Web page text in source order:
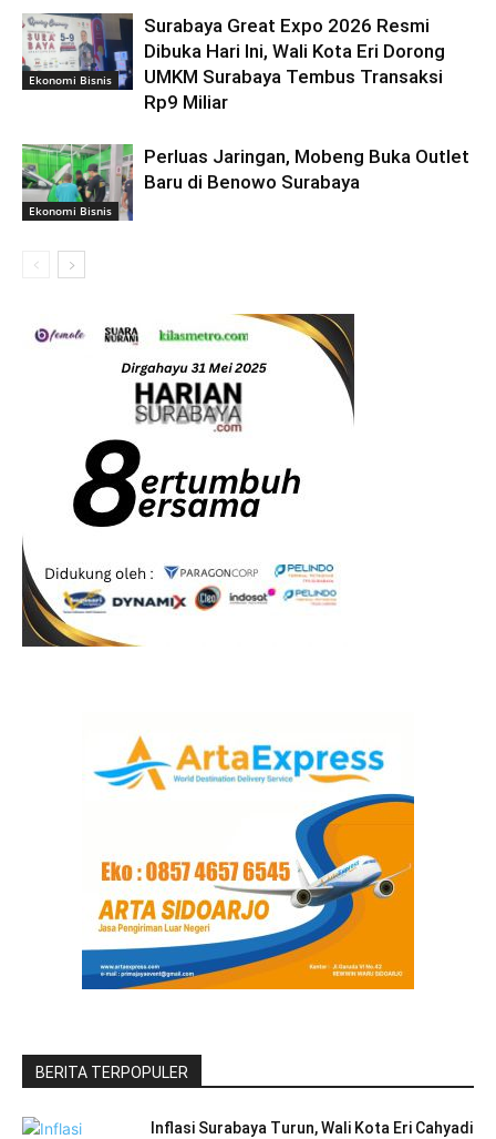
Ekonomi Bisnis
Surabaya Great Expo 2026 Resmi
Dibuka Hari Ini, Wali Kota Eri Dorong
UMKM Surabaya Tembus Transaksi
Rp9 Miliar
Ekonomi Bisnis
Perluas Jaringan, Mobeng Buka Outlet
Baru di Benowo Surabaya
BERITA TERPOPULER
Inflasi Surabaya Turun, Wali Kota Eri Cahyadi